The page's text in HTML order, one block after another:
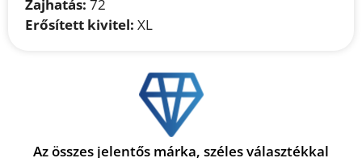
Zajhatás: 72
Erősített kivitel: XL
Az összes jelentős márka, széles választékkal